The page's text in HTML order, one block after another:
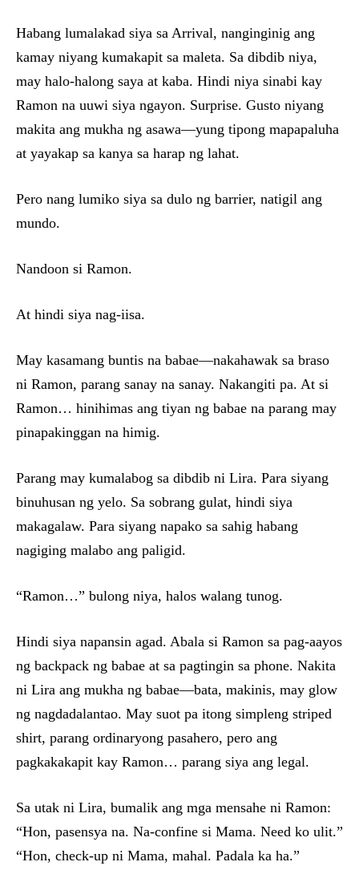
Habang lumalakad siya sa Arrival, nanginginig ang
kamay niyang kumakapit sa maleta. Sa dibdib niya,
may halo-halong saya at kaba. Hindi niya sinabi kay
Ramon na uuwi siya ngayon. Surprise. Gusto niyang
makita ang mukha ng asawa—yung tipong mapapaluha
at yayakap sa kanya sa harap ng lahat.
Pero nang lumiko siya sa dulo ng barrier, natigil ang
mundo.
Nandoon si Ramon.
At hindi siya nag-iisa.
May kasamang buntis na babae—nakahawak sa braso
ni Ramon, parang sanay na sanay. Nakangiti pa. At si
Ramon… hinihimas ang tiyan ng babae na parang may
pinapakinggan na himig.
Parang may kumalabog sa dibdib ni Lira. Para siyang
binuhusan ng yelo. Sa sobrang gulat, hindi siya
makagalaw. Para siyang napako sa sahig habang
nagiging malabo ang paligid.
“Ramon…” bulong niya, halos walang tunog.
Hindi siya napansin agad. Abala si Ramon sa pag-aayos
ng backpack ng babae at sa pagtingin sa phone. Nakita
ni Lira ang mukha ng babae—bata, makinis, may glow
ng nagdadalantao. May suot pa itong simpleng striped
shirt, parang ordinaryong pasahero, pero ang
pagkakakapit kay Ramon… parang siya ang legal.
Sa utak ni Lira, bumalik ang mga mensahe ni Ramon:
“Hon, pasensya na. Na-confine si Mama. Need ko ulit.”
“Hon, check-up ni Mama, mahal. Padala ka ha.”